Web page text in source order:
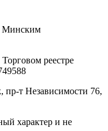
Минским
реестре
т Независимости 76,
характер и не